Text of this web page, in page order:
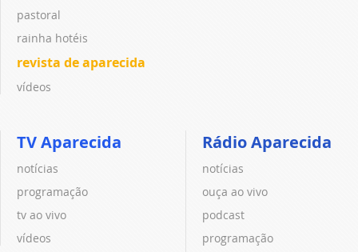
pastoral
rainha hotéis
revista de aparecida
vídeos
TV Aparecida
notícias
programação
tv ao vivo
vídeos
Rádio Aparecida
notícias
ouça ao vivo
podcast
programação